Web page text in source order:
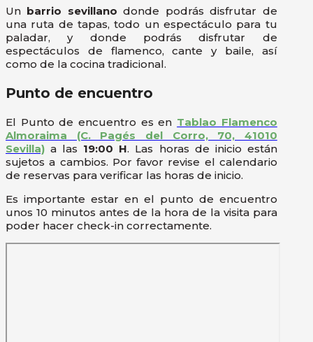
Un barrio sevillano donde podrás disfrutar de
una ruta de tapas, todo un espectáculo para tu
paladar, y donde podrás disfrutar de
espectáculos de flamenco, cante y baile, así
como de la cocina tradicional.
Punto de encuentro
El Punto de encuentro es en Tablao Flamenco
Almoraima (C. Pagés del Corro, 70, 41010
Sevilla) a las 19:00 H. Las horas de inicio están
sujetos a cambios. Por favor revise el calendario
de reservas para verificar las horas de inicio.
Es importante estar en el punto de encuentro
unos 10 minutos antes de la hora de la visita para
poder hacer check-in correctamente.